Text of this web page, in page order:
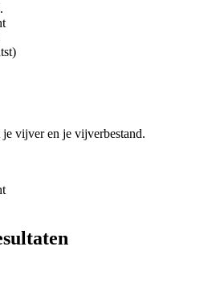
je vijver en je vijverbestand.